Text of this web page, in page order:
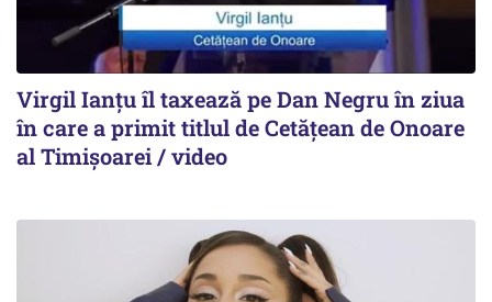
Virgil Ianțu îl taxează pe Dan Negru în ziua
în care a primit titlul de Cetățean de Onoare
al Timișoarei / video